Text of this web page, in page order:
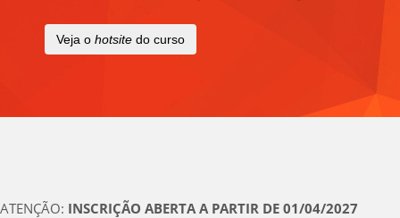
Veja o hotsite do curso
ATENÇÃO: INSCRIÇÃO ABERTA A PARTIR DE 01/04/2027